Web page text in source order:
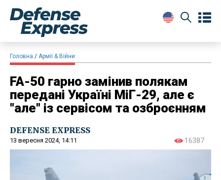
Головна Армії & Війни
FA-50 гарно замінив полякам
передані Україні МіГ-29, але є
"але" із сервісом та озброєнням
DEFENSE EXPRESS
13 вересня 2024, 14:11 16387